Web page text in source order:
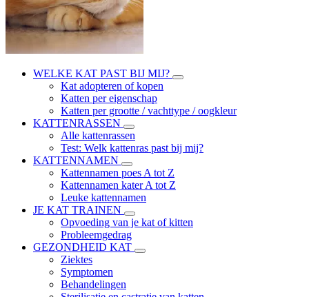
WELKE KAT PAST BIJ MIJ?
Kat adopteren of kopen
Katten per eigenschap
Katten per grootte / vachttype / oogkleur
KATTENRASSEN
Alle kattenrassen
Test: Welk kattenras past bij mij?
KATTENNAMEN
Kattennamen poes A tot Z
Kattennamen kater A tot Z
Leuke kattennamen
JE KAT TRAINEN
Opvoeding van je kat of kitten
Probleemgedrag
GEZONDHEID KAT
Ziektes
Symptomen
Behandelingen